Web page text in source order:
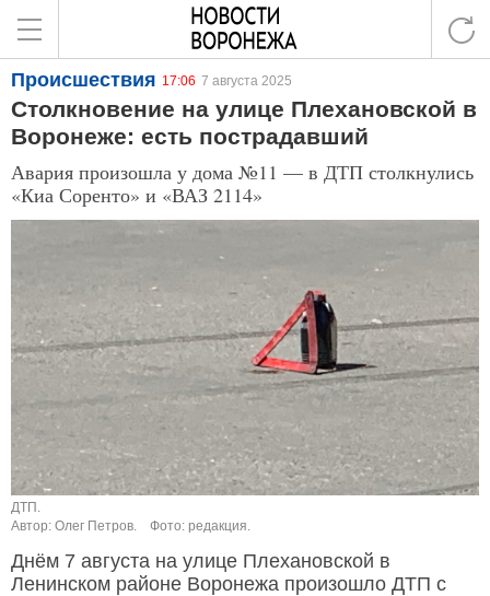
Происшествия 17:06 7 августа 2025
Столкновение на улице Плехановской в
Воронеже: есть пострадавший
Авария произошла у дома №11 — в ДТП столкнулись
«Киа Соренто» и «ВАЗ 2114»
ДТП.
Автор: Олег Петров.
Фото: редакция.
Днём 7 августа на улице Плехановской в
Ленинском районе Воронежа произошло ДТП с